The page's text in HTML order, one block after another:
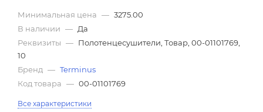
Минимальная цена — 3275.00
В наличии — Да
Реквизиты — Полотенцесушители, Товар, 00-01101769,
10
Бренд — Terminus
Код товара — 00-01101769
Все характеристики